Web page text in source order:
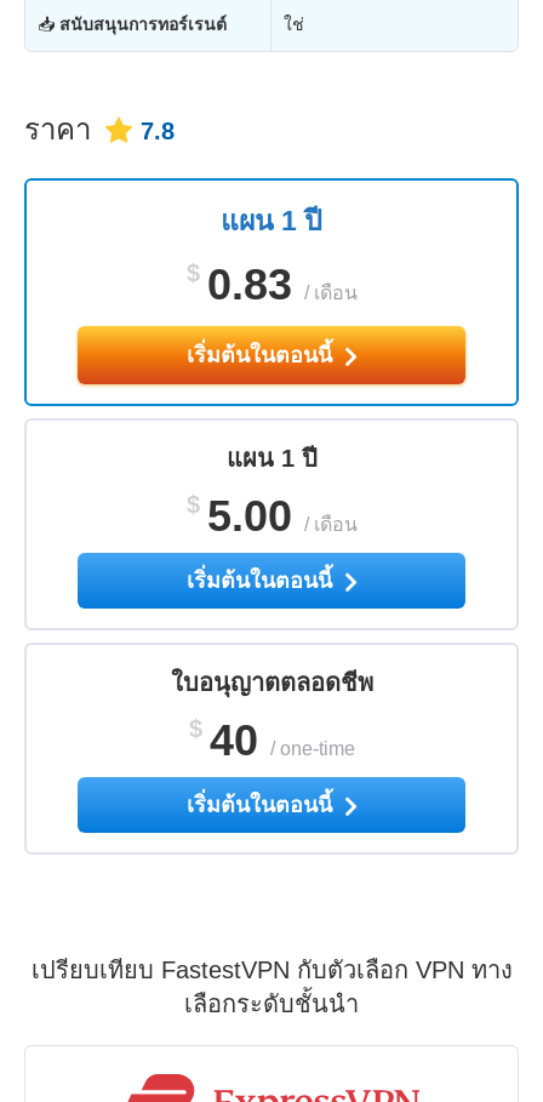
📥 สนับสนุนการทอร์เรนต์ ใช่
ราคา 7.8
แผน 1 ปี
$ 0.83 / เดือน
เริ่มต้นในตอนนี้
แผน 1 ปี
$ 5.00 / เดือน
เริ่มต้นในตอนนี้
ใบอนุญาตตลอดชีพ
$ 40 /one-time
เริ่มต้นในตอนนี้
เปรียบเทียบ FastestVPN กับตัวเลือก VPN ทาง
เลือกระดับชั้นนำ